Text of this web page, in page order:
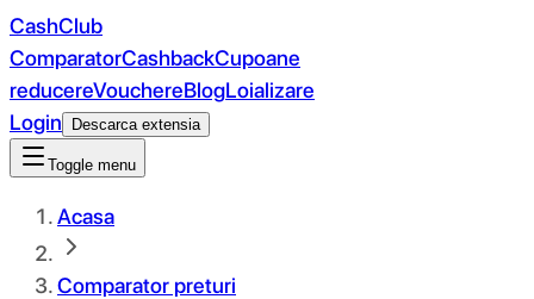
CashClub
ComparatorCashbackCupoane
reducereVouchereBlogLoializare
Login
Descarca extensia
Toggle menu
Acasa
Comparator preturi